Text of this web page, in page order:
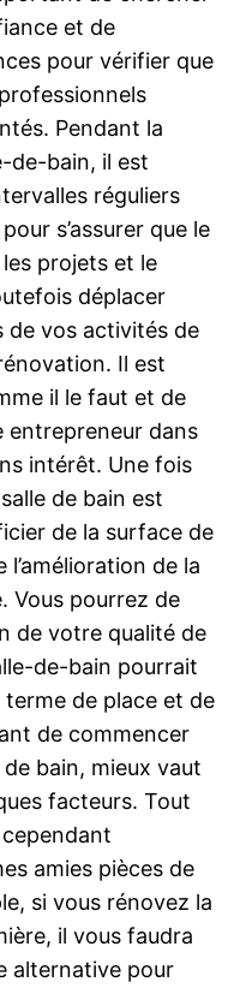
et de
pour vérifier que
Pendant la
de-bain, il est
réguliers
s’assurer que le
projets et le
déplacer
de vos activités de
Il est
il le faut et de
entrepreneur dans
intérêt. Une fois
de bain est
de la surface de
de la
Vous pourrez de
de votre qualité de
de-bain pourrait
de place et de
de commencer
bain, mieux vaut
facteurs. Tout
amies pièces de
si vous rénovez la
il vous faudra
alternative pour